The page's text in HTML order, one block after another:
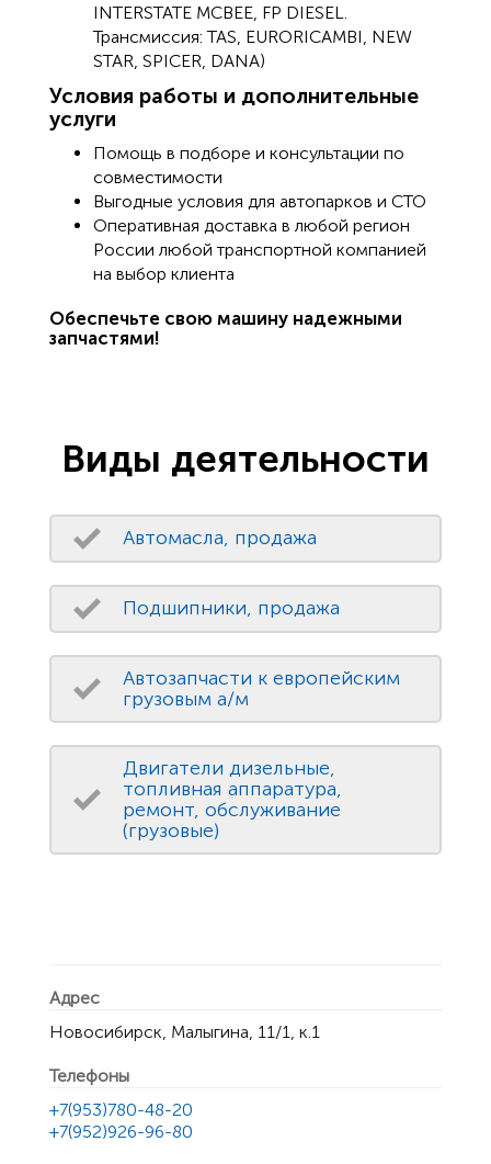
INTERSTATE MCBEE, FP DIESEL.
Трансмиссия: TAS, EURORICAMBI, NEW
STAR, SPICER, DANA)
Условия работы и дополнительные
услуги
Помощь в подборе и консультации по
совместимости
Выгодные условия для автопарков и СТО
Оперативная доставка в любой регион
России любой транспортной компанией
на выбор клиента
Обеспечьте свою машину надежными
запчастями!
Виды деятельности
Автомасла, продажа
Подшипники, продажа
Автозапчасти к европейским
грузовым а/м
Двигатели дизельные,
топливная аппаратура,
ремонт, обслуживание
(грузовые)
Адрес
Новосибирск, Малыгина, 11/1, к.1
Телефоны
+7(953)780-48-20
+7(952)926-96-80